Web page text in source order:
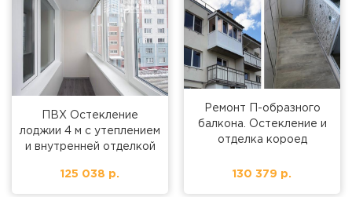
ПВХ Остекление
лоджии 4 м с утеплением
и внутренней отделкой
125 038 р.
Ремонт П-образного
балкона. Остекление и
отделка короед
130 379 р.